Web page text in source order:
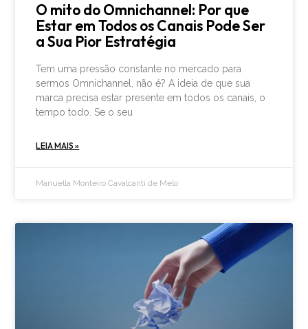
O mito do Omnichannel: Por que
Estar em Todos os Canais Pode Ser
a Sua Pior Estratégia
Tem uma pressão constante no mercado para
sermos Omnichannel, não é? A ideia de que sua
marca precisa estar presente em todos os canais, o
tempo todo. Se o seu
LEIA MAIS »
Manuella Monteiro Cavalcanti de Melo